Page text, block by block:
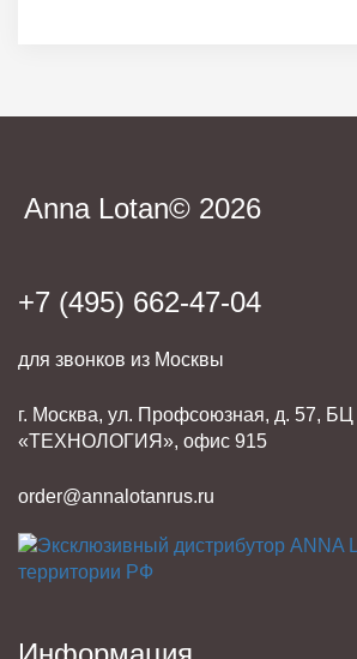
Anna Lotan© 2026
+7 (495) 662-47-04
для звонков из Москвы
г. Москва, ул. Профсоюзная, д. 57, БЦ
«ТЕХНОЛОГИЯ», офис 915
order@annalotanrus.ru